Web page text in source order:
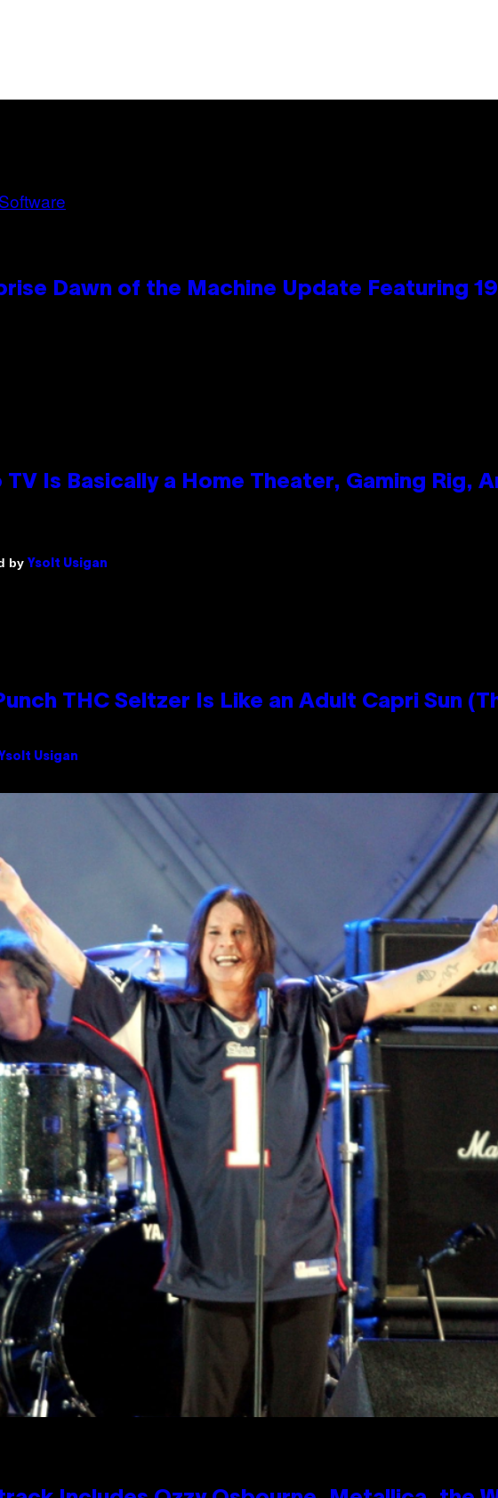
Dawn of the Machine Update Featuring
TV Is Basically a Home Theater, Gaming Rig,
by Ysolt Usigan
THC Seltzer Is Like an Adult Capri Sun
Ysolt Usigan